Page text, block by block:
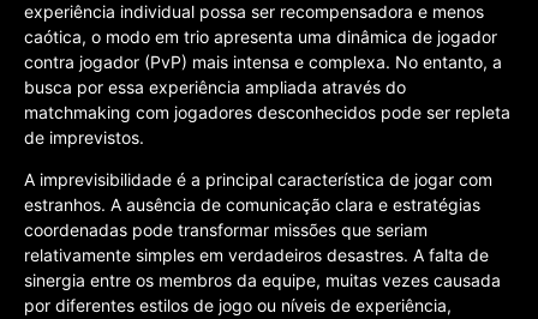
experiência individual possa ser recompensadora e menos
caótica, o modo em trio apresenta uma dinâmica de jogador
contra jogador (PvP) mais intensa e complexa. No entanto, a
busca por essa experiência ampliada através do
matchmaking com jogadores desconhecidos pode ser repleta
de imprevistos.
A imprevisibilidade é a principal característica de jogar com
estranhos. A ausência de comunicação clara e estratégias
coordenadas pode transformar missões que seriam
relativamente simples em verdadeiros desastres. A falta de
sinergia entre os membros da equipe, muitas vezes causada
por diferentes estilos de jogo ou níveis de experiência,